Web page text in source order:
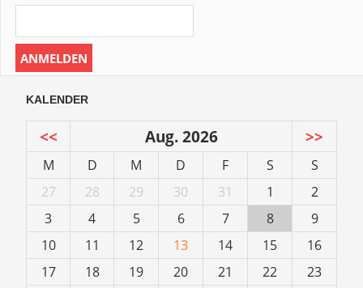
KALENDER
<< Aug. 2026 >>
M D M D F S
S
27
28 29 30 31 1
2
3
4 5 6 7 8
9
10
11 12 13 14 15
16
17
18 19 20 21 22
23